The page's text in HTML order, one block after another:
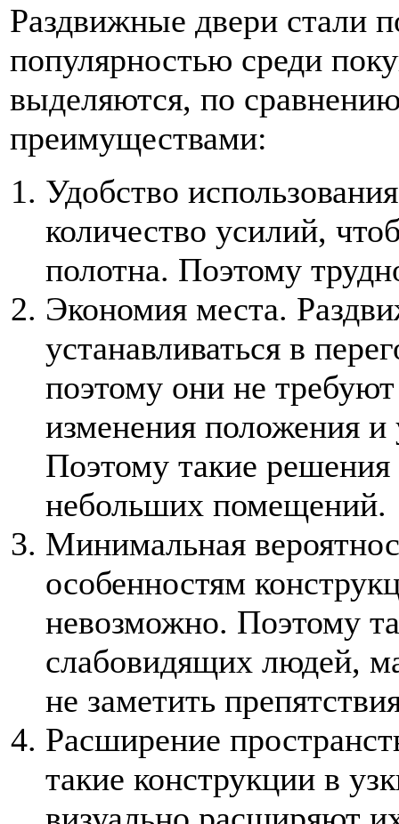
Раздвижные двери стали
популярностью среди
выделяются, по
преимуществами:
Удобство
количество усилий,
полотна. Поэтому
Экономия места.
устанавливаться в
поэтому они не
изменения положения и
Поэтому такие
небольших помещений.
Минимальная
особенностям
невозможно. Поэтому
слабовидящих людей,
не заметить
Расширение
такие конструкции в